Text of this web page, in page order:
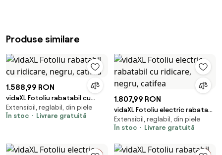
Produse similare
1.588,99 RON
vidaXL Fotoliu rabatabil cu
ridicare, negru, catifea
Extensibil, reglabil, din piele
În stoc
Livrare gratuită
1.807,99 RON
vidaXL Fotoliu electric rabatabil
cu ridicare, negru, catifea
Extensibil, reglabil, din piele
În stoc
Livrare gratuită